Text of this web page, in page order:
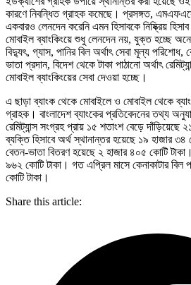
কারণে নিবন্ধিত গ্রাহক কমেছে। প্রসঙ্গত,
একবারও লেনদেন করেনি এমন হিসাবকে নিষ্ক্রিয়
মোবাইল ব্যাংকিংয়ে শুধু লেনদেন নয়, যুক্ত হচ্ছে
বিদ্যুৎ, গ্যাস, পানির বিল অর্থাৎ সেবা মূল্য পরিশোধ,
ভাতা প্রদান, বিদেশ থেকে টাকা পাঠানো অর্থাৎ
মোবাইল ব্যাংকিংয়ের সেবা দেওয়া হচ্ছে।
এ ছাড়া ব্যাংক থেকে মোবাইলে ও মোবাইল থেকে
গ্রাহক। বাংলাদেশ ব্যাংকের প্রতিবেদনের তথ্য
রেমিট্যান্স সংগ্রহ প্রায় ১৫ শতাংশ বেড়ে
ব্যক্তি হিসাবে অর্থ স্থানান্তর হয়েছে ১৯ হাজার ৩৪
বেতন-ভাতা বিতরণ হয়েছে ২ হাজার ৪০৫ কোটি
৯৬২ কোটি টাকা। গত এপ্রিল মাসে কেনাকাটার বিল
কোটি টাকা।
Share this article: